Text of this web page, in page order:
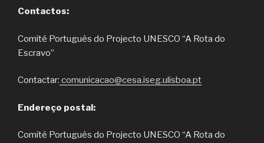
Contactos:
Comité Português do Projecto UNESCO “A Rota do
Escravo”
Contactar: comunicacao@cesa.iseg.ulisboa.pt
Endereço postal:
Comité Português do Projecto UNESCO “A Rota do